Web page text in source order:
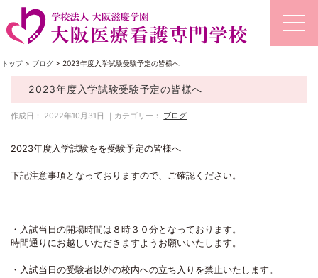
トップ> ブログ > 2023年度入学試験受験予定の皆様へ
2023年度入学試験受験予定の皆様へ
作成日： 2022年10月31日 ｜カテゴリー： ブログ
2023年度入学試験をを受験予定の皆様へ
下記注意事項となっておりますので、ご確認ください。
・入試当日の開場時間は８時３０分となっております。
時間通りにお越しいただきますようお願いいたします。
・入試当日の受験者以外の校内への立ち入りを禁止いたします。